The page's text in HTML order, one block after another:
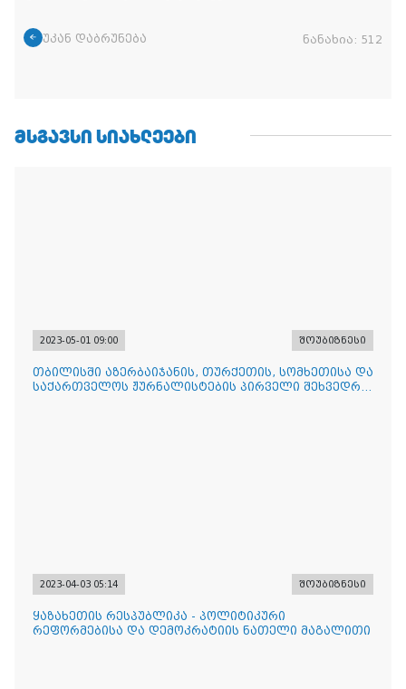
უკან დაბრუნება ნანახია: 512
ᲛᲡᲒᲐᲕᲡᲘ ᲡᲘᲐᲮᲚᲔᲔᲑᲘ
2023-05-01 09:00 შოუბიზნესი
თბილისში აზერბაიჯანის, თურქეთის, სომხეთისა და
საქართველოს ჟურნალისტების პირველი შეხვედრა
2023-04-03 05:14 შოუბიზნესი
ყაზახეთის რესპუბლიკა - პოლიტიკური
რეფორმებისა და დემოკრატიის ნათელი მაგალითი